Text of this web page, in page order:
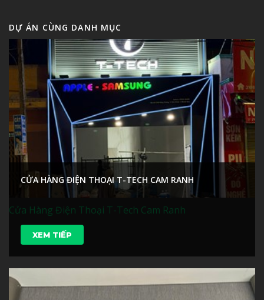
DỰ ÁN CÙNG DANH MỤC
CỬA HÀNG ĐIỆN THOẠI T-TECH CAM RANH
XEM TIẾP
Cửa Hàng Điện Thoại T-Tech Cam Ranh